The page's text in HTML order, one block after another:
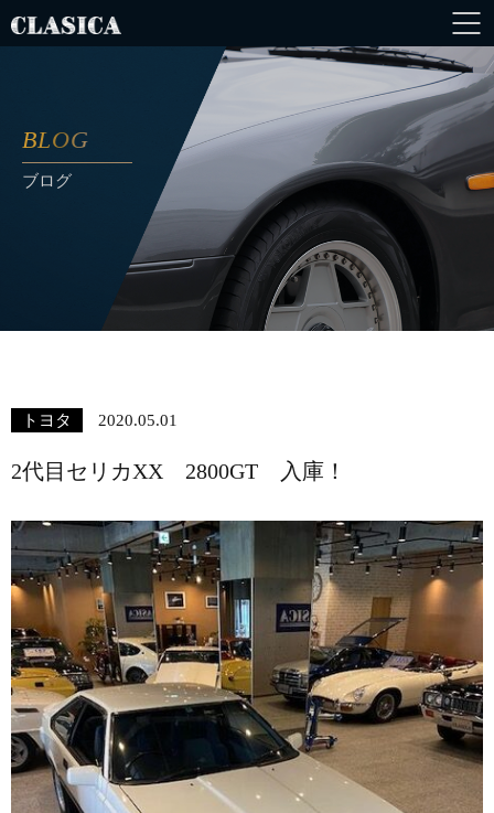
BLOG
ブログ
トヨタ 2020.05.01
2代目セリカXX 2800GT 入庫！